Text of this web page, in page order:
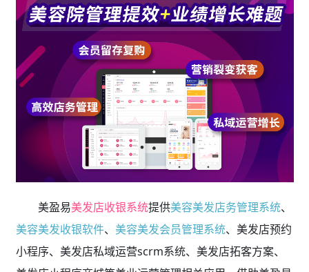
美盈易美发店收银系统提供美容美发店务管理系统、
美容美发收银软件、 美容美发会员管理系统、美发店预约
小程序、美发店私域运营scrm系统、美发店拓客方案、